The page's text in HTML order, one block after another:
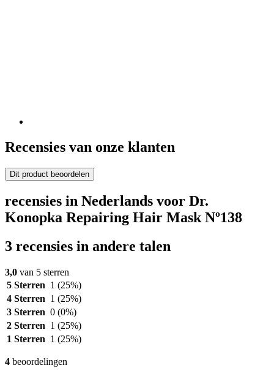
Recensies van onze klanten
Dit product beoordelen
recensies in Nederlands voor Dr.
Konopka Repairing Hair Mask Nº138
3 recensies in andere talen
3,0 van 5 sterren
5 Sterren 1 (25%)
4 Sterren 1 (25%)
3 Sterren 0 (0%)
2 Sterren 1 (25%)
1 Sterren 1 (25%)
4 beoordelingen